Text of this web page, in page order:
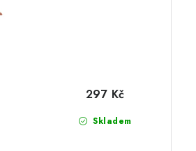
Skladem
297 Kč